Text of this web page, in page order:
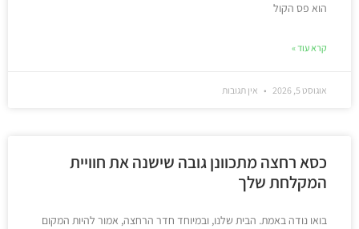
הוא פס הקול
קרא עוד »
אוגוסט 5, 2026 אין תגובות
כסא רחצה מתכוונן גובה שישנה את חוויית
המקלחת שלך
בואו נודה באמת. הבית שלנו, ובמיוחד חדר הרחצה, אמור להיות המקום